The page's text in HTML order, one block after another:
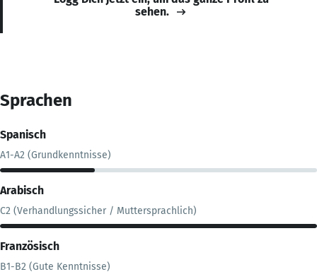
sehen.
Sprachen
Spanisch
A1-A2 (Grundkenntnisse)
Arabisch
C2 (Verhandlungssicher / Muttersprachlich)
Französisch
B1-B2 (Gute Kenntnisse)